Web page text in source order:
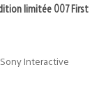
limitée 007 First
Interactive